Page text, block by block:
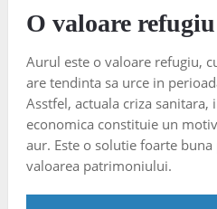
O valoare refugiu
Aurul este o valoare refugiu,
are tendinta sa urce in
Asstfel, actuala criza sanitara,
economica constituie un
aur. Este o solutie foarte
valoarea patrimoniului.